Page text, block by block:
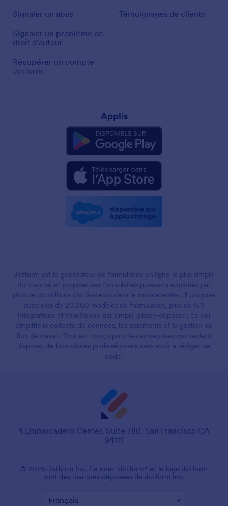
Signaler un abus
Signaler un problème de
droit d'auteur
Récupérer un compte
Jotform
Témoignages de clients
Applis
Jotform est le générateur de formulaires en ligne le plus simple
du marché et propose des formulaires puissants exploités par
plus de 35 millions d'utilisateurs dans le monde entier. Il propose
aussi plus de 20,000 modèles de formulaires, plus de 150
intégrations et fonctionne par simple glisser-déposer ; ce qui
simplifie la collecte de données, les paiements et la gestion de
flux de travail. Tout est conçu pour les entreprises qui veulent
disposer de formulaires professionnels sans avoir à rédiger de
code.
4 Embarcadero Center, Suite 780, San Francisco CA
94111
© 2026 Jotform Inc. Le nom "Jotform" et le logo Jotform
sont des marques déposées de Jotform Inc.